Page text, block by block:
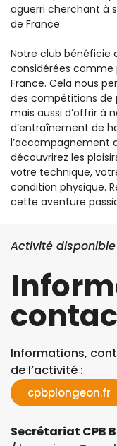
aguerri cherchant à
de France.
Notre club bénéficie
considérées comme
France. Cela nous
des compétitions de
mais aussi d’offrir à
d’entraînement de
l’accompagnement
découvrirez les
votre technique,
condition physique.
cette aventure
Activité
Informations,
de l’activité :
cpbplongeon.fr
Secrétariat CPB